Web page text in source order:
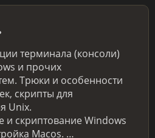
терминала (консоли)
и прочих
Трюки и особенности
скрипты для
Unix.
скриптование Windows
Macos. …